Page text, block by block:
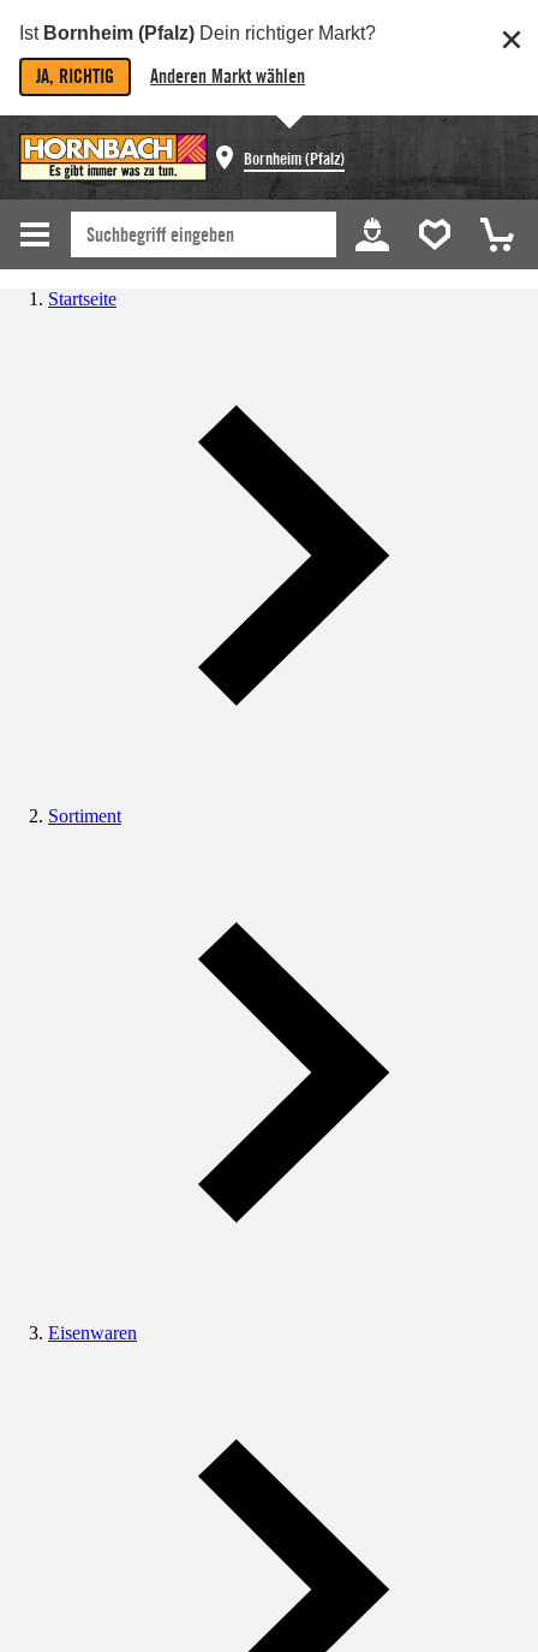
Ist Bornheim (Pfalz) Dein richtiger Markt?
JA, RICHTIG Anderen Markt wählen
Bornheim (Pfalz)
Startseite
Sortiment
Eisenwaren